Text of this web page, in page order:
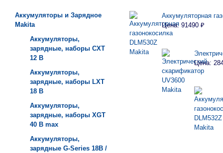
Аккумуляторы и Зарядное
Makita
Аккумуляторы,
зарядные, наборы СXT
12 В
Аккумуляторы,
зарядные, наборы LXT
18 В
Аккумуляторы,
зарядные, наборы XGT
40 В max
Аккумуляторы,
зарядные G-Series 18В /
Аккумуляторная
Цена: 91490 ₽
Цена: